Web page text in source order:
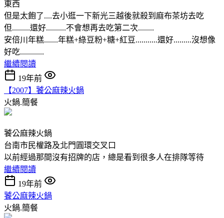
東西
但是太飽了....去小逛一下新光三越後就殺到麻布茶坊去吃
但.........還好..........不會想再去吃第二次........
安倍川年糕.......年糕+綠豆粉+糖+紅豆...........還好.........沒想像
好吃............
繼續閱讀
19年前
【2007】饕公麻辣火鍋
火鍋.簡餐
饕公麻辣火鍋
台南市民權路及北門圓環交叉口
以前經過那間沒有招牌的店，總是看到很多人在排隊等待
繼續閱讀
19年前
饕公麻辣火鍋
火鍋.簡餐